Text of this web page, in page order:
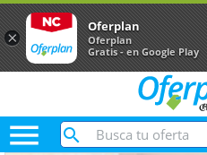

×
Oferplan
Oferplan
Gratis - en Google Play